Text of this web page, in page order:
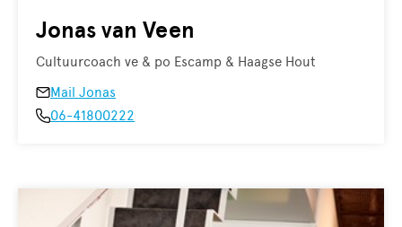
Jonas van Veen
Cultuurcoach ve & po Escamp & Haagse Hout
Mail Jonas
06-41800222